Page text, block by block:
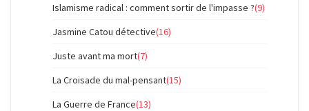
Islamisme radical : comment sortir de l'impasse ?(9)
Jasmine Catou détective(16)
Juste avant ma mort(7)
La Croisade du mal-pensant(15)
La Guerre de France(13)